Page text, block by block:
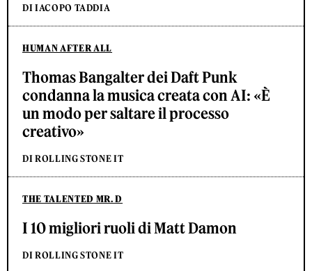
DI IACOPO TADDIA
HUMAN AFTER ALL
Thomas Bangalter dei Daft Punk
condanna la musica creata con AI: «È
un modo per saltare il processo
creativo»
DI ROLLING STONE IT
THE TALENTED MR. D
I 10 migliori ruoli di Matt Damon
DI ROLLING STONE IT